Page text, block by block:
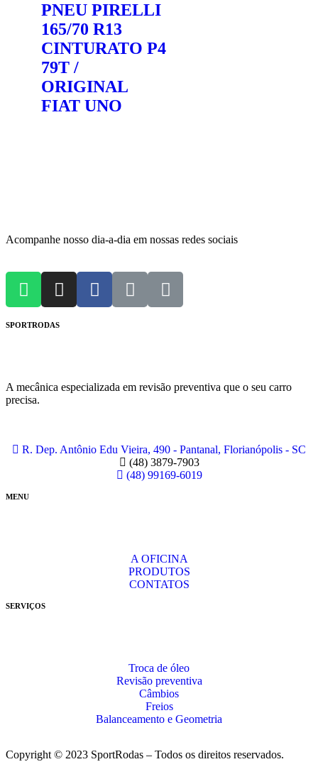
PNEU PIRELLI
165/70 R13
CINTURATO P4
79T /
ORIGINAL
FIAT UNO
Acompanhe nosso dia-a-dia em nossas redes sociais
SPORTRODAS
A mecânica especializada em revisão preventiva que o seu carro
precisa.
R. Dep. Antônio Edu Vieira, 490 - Pantanal, Florianópolis - SC
(48) 3879-7903
(48) 99169-6019
MENU
A OFICINA
PRODUTOS
CONTATOS
SERVIÇOS
Troca de óleo
Revisão preventiva
Câmbios
Freios
Balanceamento e Geometria
Copyright © 2023 SportRodas – Todos os direitos reservados.